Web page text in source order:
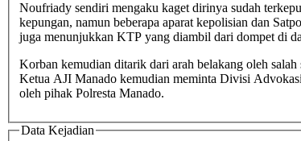
Noufriady sendiri mengaku kaget dirinya sudah
kepungan, namun beberapa aparat kepolisian dan
juga menunjukkan KTP yang diambil dari dompet di
Korban kemudian ditarik dari arah belakang oleh
Ketua AJI Manado kemudian meminta Divisi
oleh pihak Polresta Manado.
Data Kejadian